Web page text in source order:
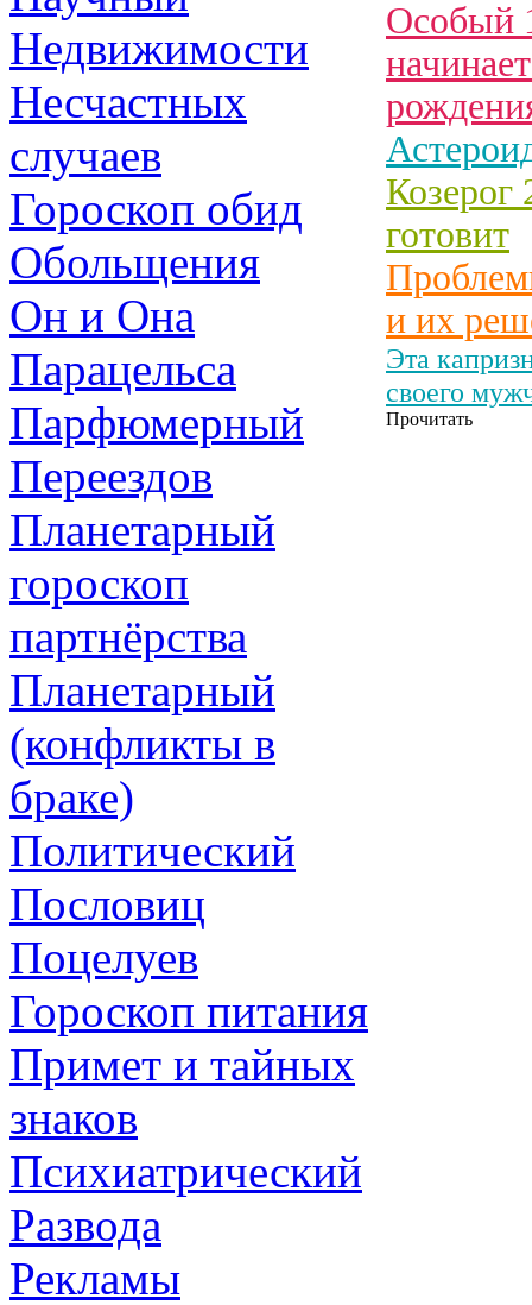
Недвижимости
Несчастных
случаев
Гороскоп обид
Обольщения
Он и Она
Парацельса
Парфюмерный
Переездов
Планетарный
гороскоп
партнёрства
Планетарный
(конфликты в
браке)
Политический
Пословиц
Поцелуев
Гороскоп питания
Примет и тайных
знаков
Психиатрический
Развода
Рекламы
Особый
Козерог
готовит
и их
Эта
своего
Прочитать